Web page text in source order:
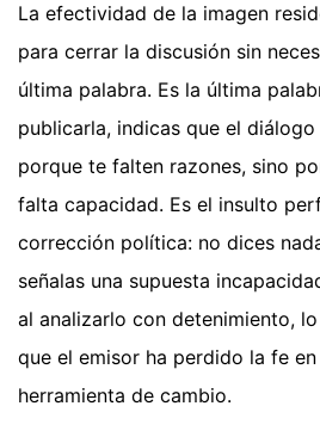
La efectividad de la imagen
para cerrar la discusión sin
última palabra. Es la última
publicarla, indicas que el
porque te falten razones, sino
falta capacidad. Es el insulto
corrección política: no dices
señalas una supuesta
al analizarlo con detenimiento,
que el emisor ha perdido la fe
herramienta de cambio.